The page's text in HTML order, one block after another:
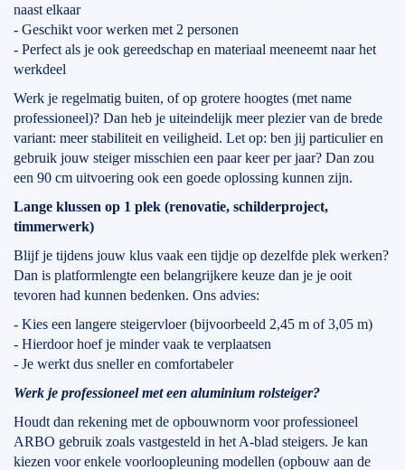
naast elkaar
- Geschikt voor werken met 2 personen
- Perfect als je ook gereedschap en materiaal meeneemt naar het
werkdeel
Werk je regelmatig buiten, of op grotere hoogtes (met name
professioneel)? Dan heb je uiteindelijk meer plezier van de brede
variant: meer stabiliteit en veiligheid. Let op: ben jij particulier en
gebruik jouw steiger misschien een paar keer per jaar? Dan zou
een 90 cm uitvoering ook een goede oplossing kunnen zijn.
Lange klussen op 1 plek (renovatie, schilderproject,
timmerwerk)
Blijf je tijdens jouw klus vaak een tijdje op dezelfde plek werken?
Dan is platformlengte een belangrijkere keuze dan je je ooit
tevoren had kunnen bedenken. Ons advies:
- Kies een langere steigervloer (bijvoorbeeld 2,45 m of 3,05 m)
- Hierdoor hoef je minder vaak te verplaatsen
- Je werkt dus sneller en comfortabeler
Werk je professioneel met een aluminium rolsteiger?
Houdt dan rekening met de opbouwnorm voor professioneel
ARBO gebruik zoals vastgesteld in het A-blad steigers. Je kan
kiezen voor enkele voorloopleuning modellen (opbouw aan de